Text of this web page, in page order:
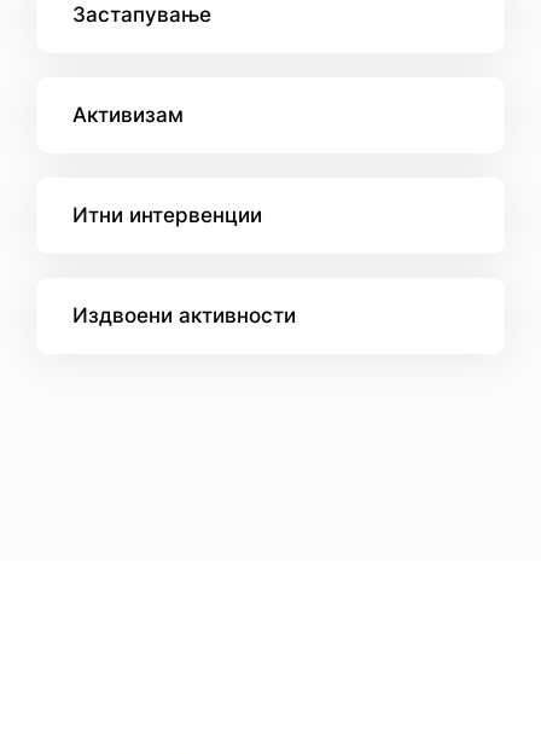
Застапување
Активизам
Итни интервенции
Издвоени активности